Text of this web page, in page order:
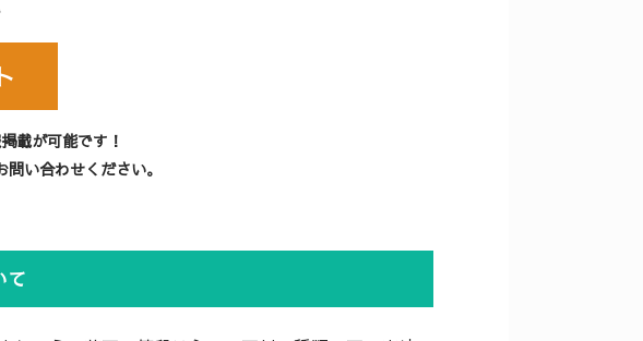
載が可能です！
い合わせください。
て